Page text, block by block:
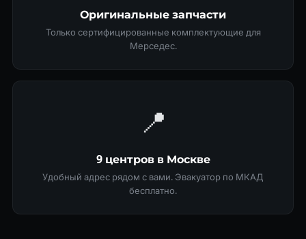
Оригинальные запчасти
Только сертифицированные комплектующие для
Мерседес.
📍
9 центров в Москве
Удобный адрес рядом с вами. Эвакуатор по МКАД
бесплатно.